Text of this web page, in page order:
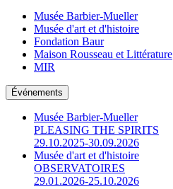
Musée Barbier-Mueller
Musée d'art et d'histoire
Fondation Baur
Maison Rousseau et Littérature
MIR
Événements
Musée Barbier-Mueller
PLEASING THE SPIRITS
29.10.2025-30.09.2026
Musée d'art et d'histoire
OBSERVATOIRES
29.01.2026-25.10.2026